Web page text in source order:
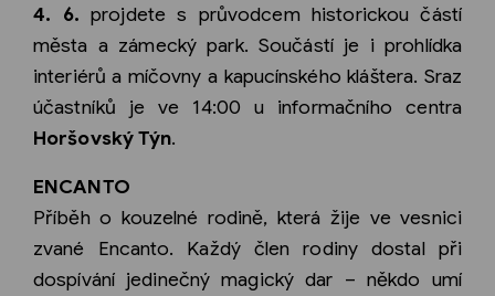
4. 6. projdete s průvodcem historickou částí
města a zámecký park. Součástí je i prohlídka
interiérů a míčovny a kapucínského kláštera. Sraz
účastníků je ve 14:00 u informačního centra
Horšovský Týn.
ENCANTO
Příběh o kouzelné rodině, která žije ve vesnici
zvané Encanto. Každý člen rodiny dostal při
dospívání jedinečný magický dar – někdo umí